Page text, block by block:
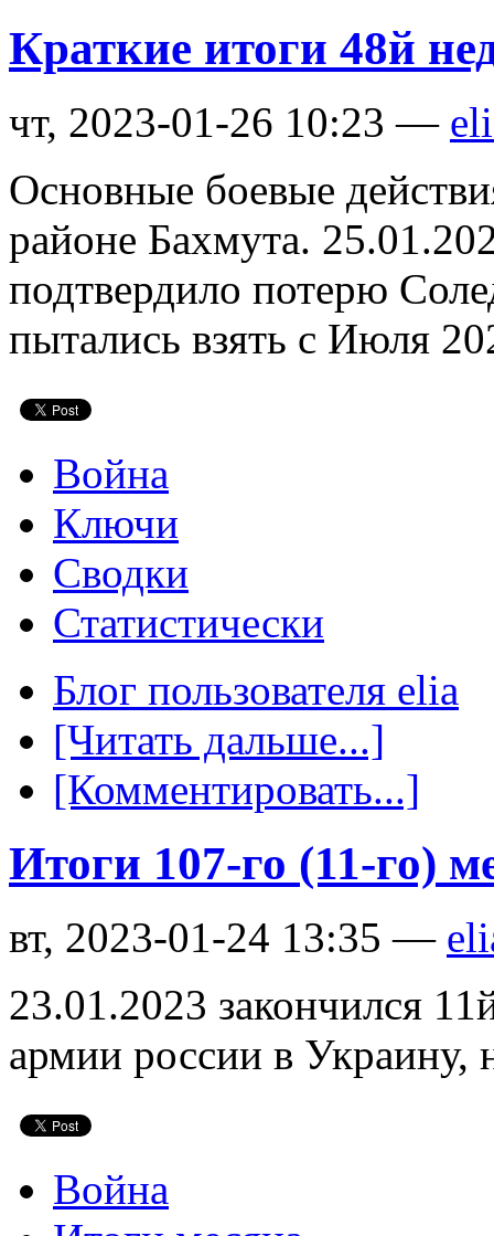
Краткие итоги 48й
чт, 2023-01-26 10:23 —
Основные боевые
районе Бахмута.
подтвердило потерю
пытались взять с Июля
Война
Ключи
Сводки
Статистически
Блог пользователя elia
[Читать дальше...]
[Комментировать...]
Итоги 107-го (11-го)
вт, 2023-01-24 13:35 —
23.01.2023 закончился
армии россии в Украину,
Война